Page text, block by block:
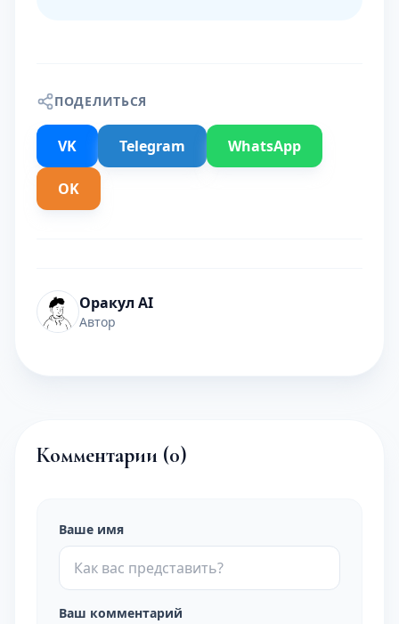
ПОДЕЛИТЬСЯ
VK Telegram WhatsApp
OK
Оракул AI
Автор
Комментарии (0)
Ваше имя
Ваш комментарий